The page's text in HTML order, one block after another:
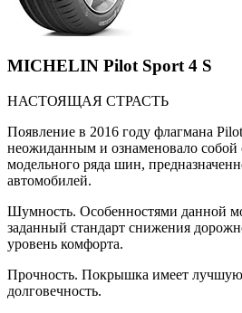
MICHELIN Pilot Sport 4 S
НАСТОЯЩАЯ СТРАСТЬ
Появление в 2016 году флагмана
неожиданным и ознаменовало собой
модельного ряда шин,
автомобилей.
Шумность. Особенностями данной
заданный стандарт снижения
уровень комфорта.
Прочность. Покрышка имеет лучшую
долговечность.